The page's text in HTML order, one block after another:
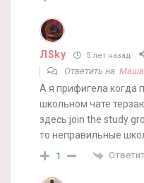
ЛSky 5 лет назад
Ответить на Маша
А я прифигела когда
школьном чате
здесь:join the study
то неправильные
1